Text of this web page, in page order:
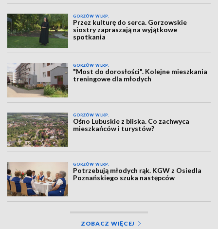
GORZÓW WLKP.
Przez kulturę do serca. Gorzowskie
siostry zapraszają na wyjątkowe
spotkania
GORZÓW WLKP.
"Most do dorosłości". Kolejne mieszkania
treningowe dla młodych
GORZÓW WLKP.
Ośno Lubuskie z bliska. Co zachwyca
mieszkańców i turystów?
GORZÓW WLKP.
Potrzebują młodych rąk. KGW z Osiedla
Poznańskiego szuka następców
ZOBACZ WIĘCEJ